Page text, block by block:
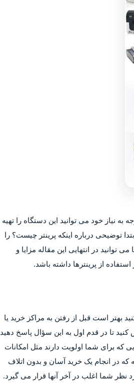
نیاز خود می توانید این دستگاه را تهیه
توضیحی درباره اینکه پرینتر چیست؟ را
توانید در انتهایی این مقاله مزایا و
از پرینترها داشته باشد.
بهتر است قبل از رفتن به مراکز خرید یا
کنید تا در قدم اول به این سؤال پاسخ دهید
که برای شما اولویت دارند مثل امکانات
در انجام یک خرید آسان و بدون اتلاف
شما اغلب در آخر آنها قرار می گیرد.